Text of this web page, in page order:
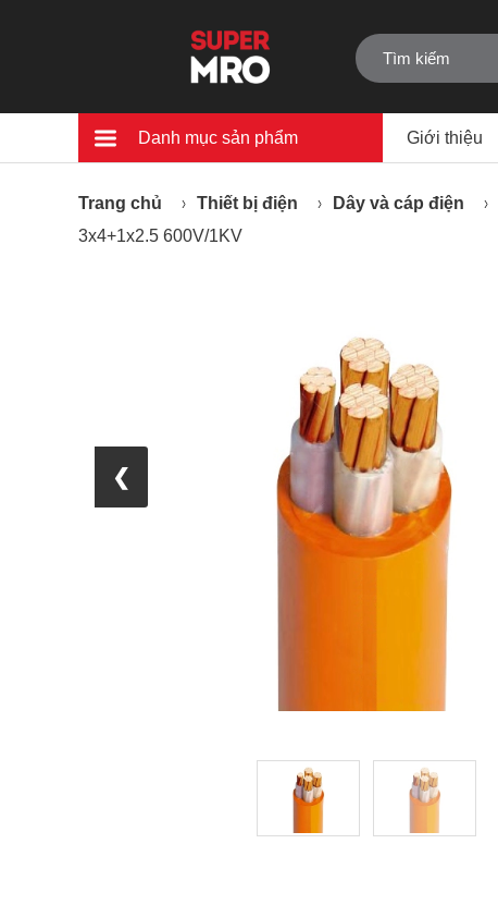
Danh mục sản phẩm Giới thiệu
Trang chủ Thiết bị điện Dây và cáp điện
3x4+1x2.5 600V/1KV
❮